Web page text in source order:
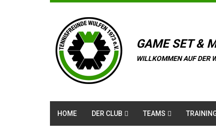
GAME SET &
WILLKOMMEN AUF DER
HOME DER CLUB TEAMS